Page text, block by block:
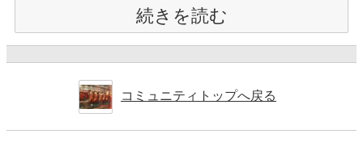
続きを読む
コミュニティトップへ戻る